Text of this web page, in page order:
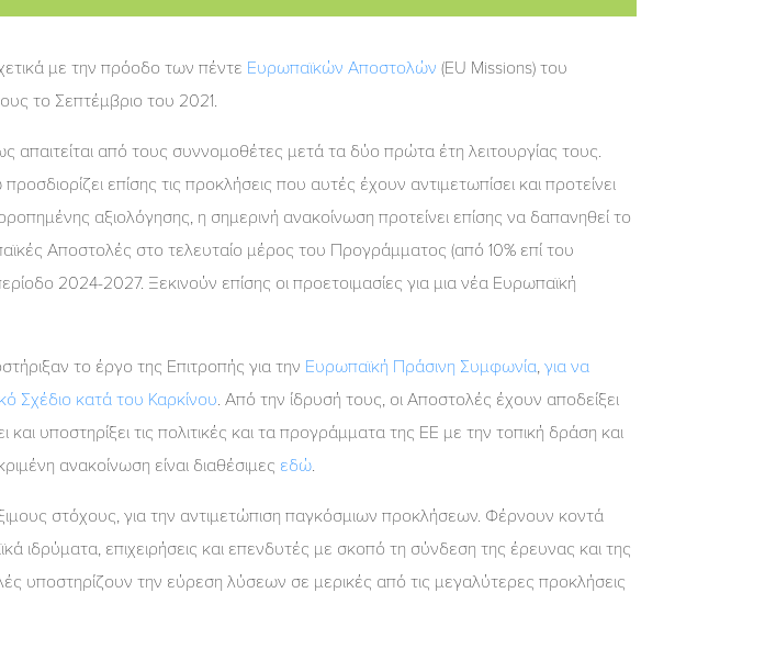
με την πρόοδο των πέντε Ευρωπαϊκών Αποστολών (EU Missions) του
το Σεπτέμβριο του 2021.
απαιτείται από τους συννομοθέτες μετά τα δύο πρώτα έτη λειτουργίας τους.
επίσης τις προκλήσεις που αυτές έχουν αντιμετωπίσει και προτείνει
αξιολόγησης, η σημερινή ανακοίνωση προτείνει επίσης να δαπανηθεί το
Αποστολές στο τελευταίο μέρος του Προγράμματος (από 10% επί του
2024-2027. Ξεκινούν επίσης οι προετοιμασίες για μια νέα Ευρωπαϊκή
το έργο της Επιτροπής για την Ευρωπαϊκή Πράσινη Συμφωνία, για να
Σχέδιο κατά του Καρκίνου. Από την ίδρυσή τους, οι Αποστολές έχουν αποδείξει
υποστηρίξει τις πολιτικές και τα προγράμματα της ΕΕ με την τοπική δράση και
ανακοίνωση είναι διαθέσιμες εδώ.
στόχους, για την αντιμετώπιση παγκόσμιων προκλήσεων. Φέρνουν κοντά
ιδρύματα, επιχειρήσεις και επενδυτές με σκοπό τη σύνδεση της έρευνας και της
υποστηρίζουν την εύρεση λύσεων σε μερικές από τις μεγαλύτερες προκλήσεις